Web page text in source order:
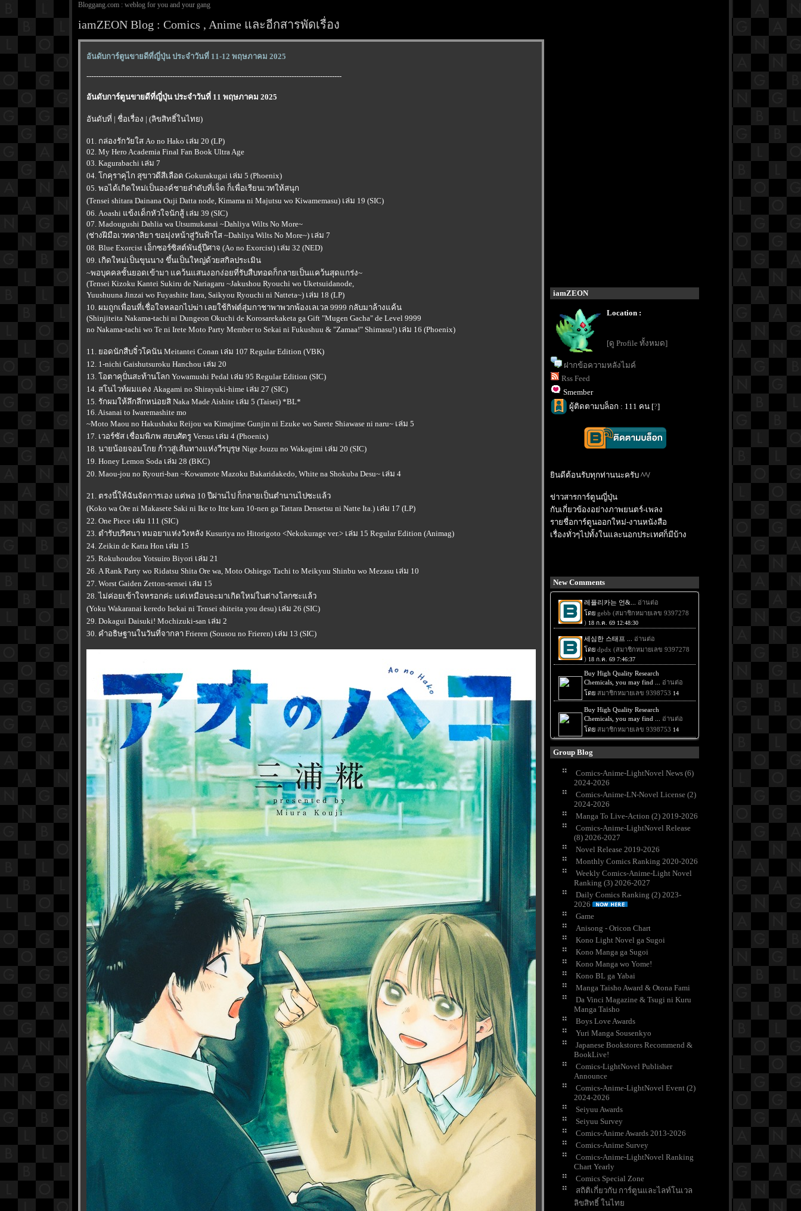
Bloggang.com : weblog for you and your gang
iamZEON Blog : Comics , Anime และอีกสารพัดเรื่อง
อันดับการ์ตูนขายดีที่ญี่ปุ่น ประจำวันที่ 11-12 พฤษภาคม 2025
-----------------------------------------------------------------------------------------------------------
อันดับการ์ตูนขายดีที่ญี่ปุ่น ประจำวันที่ 11 พฤษภาคม 2025
อันดับที่ | ชื่อเรื่อง | (ลิขสิทธิ์ในไทย)
01. กล่องรักวัยใส Ao no Hako เล่ม 20 (LP)
02. My Hero Academia Final Fan Book Ultra Age
03. Kagurabachi เล่ม 7
04. โกคุราคุไก สุขาวดีสีเลือด Gokurakugai เล่ม 5 (Phoenix)
05. พอได้เกิดใหม่เป็นองค์ชายลำดับที่เจ็ด ก็เพื่อเรียนเวทให้สนุก
(Tensei shitara Dainana Ouji Datta node, Kimama ni Majutsu wo Kiwamemasu) เล่ม 19 (SIC)
06. Aoashi แข้งเด็กหัวใจนักสู้ เล่ม 39 (SIC)
07. Madougushi Dahlia wa Utsumukanai ~Dahliya Wilts No More~
(ช่างฝีมือเวทดาลิยา ขอมุ่งหน้าสู่วันฟ้าใส ~Dahliya Wilts No More~) เล่ม 7
08. Blue Exorcist เอ็กซอร์ซิสต์พันธุ์ปีศาจ (Ao no Exorcist) เล่ม 32 (NED)
09. เกิดใหม่เป็นขุนนาง ขึ้นเป็นใหญ่ด้วยสกิลประเมิน
~พอบุคคลชั้นยอดเข้ามา แคว้นแสนงอกง่อยที่รับสืบทอดก็กลายเป็นแคว้นสุดแกร่ง~
(Tensei Kizoku Kantei Sukiru de Nariagaru ~Jakushou Ryouchi wo Uketsuidanode,
Yuushuuna Jinzai wo Fuyashite Itara, Saikyou Ryouchi ni Natteta~) เล่ม 18 (LP)
10. ผมถูกเพื่อนที่เชื่อใจหลอกไปฆ่า เลยใช้กิฟต์สุ่มกาชาพาพวกพ้องเลเวล 9999 กลับมาล้างแค้น
(Shinjiteita Nakama-tachi ni Dungeon Okuchi de Korosarekaketa ga Gift "Mugen Gacha" de Level 9999
no Nakama-tachi wo Te ni Irete Moto Party Member to Sekai ni Fukushuu & "Zamaa!" Shimasu!) เล่ม 16 (Phoenix)
11. ยอดนักสืบจิ๋วโคนัน Meitantei Conan เล่ม 107 Regular Edition (VBK)
12. 1-nichi Gaishutsuroku Hanchou เล่ม 20
13. โอตาคุปั่นสะท้านโลก Yowamushi Pedal เล่ม 95 Regular Edition (SIC)
14. สโนไวท์ผมแดง Akagami no Shirayuki-hime เล่ม 27 (SIC)
15. รักผมให้ลึกลึกหน่อยสิ Naka Made Aishite เล่ม 5 (Taisei) *BL*
16. Aisanai to Iwaremashite mo
~Moto Maou no Hakushaku Reijou wa Kimajime Gunjin ni Ezuke wo Sarete Shiawase ni naru~ เล่ม 5
17. เวอร์ซัส เชื่อมพิภพ สยบศัตรู Versus เล่ม 4 (Phoenix)
18. นายน้อยจอมโกย ก้าวสู่เส้นทางแห่งวีรบุรุษ Nige Jouzu no Wakagimi เล่ม 20 (SIC)
19. Honey Lemon Soda เล่ม 28 (BKC)
20. Maou-jou no Ryouri-ban ~Kowamote Mazoku Bakaridakedo, White na Shokuba Desu~ เล่ม 4
21. ตรงนี้ให้ฉันจัดการเอง แต่พอ 10 ปีผ่านไป ก็กลายเป็นตำนานไปซะแล้ว
(Koko wa Ore ni Makasete Saki ni Ike to Itte kara 10-nen ga Tattara Densetsu ni Natte Ita.) เล่ม 17 (LP)
22. One Piece เล่ม 111 (SIC)
23. ตำรับปริศนา หมอยาแห่งวังหลัง Kusuriya no Hitorigoto <Nekokurage ver.> เล่ม 15 Regular Edition (Animag)
24. Zeikin de Katta Hon เล่ม 15
25. Rokuhoudou Yotsuiro Biyori เล่ม 21
26. A Rank Party wo Ridatsu Shita Ore wa, Moto Oshiego Tachi to Meikyuu Shinbu wo Mezasu เล่ม 10
27. Worst Gaiden Zetton-sensei เล่ม 15
28. ไม่ค่อยเข้าใจหรอกค่ะ แต่เหมือนจะมาเกิดใหม่ในต่างโลกซะแล้ว
(Yoku Wakaranai keredo Isekai ni Tensei shiteita you desu) เล่ม 26 (SIC)
29. Dokagui Daisuki! Mochizuki-san เล่ม 2
30. คำอธิษฐานในวันที่จากลา Frieren (Sousou no Frieren) เล่ม 13 (SIC)
iamZEON
Location :
[ดู Profile ทั้งหมด]
ฝากข้อความหลังไมค์
Rss Feed
Smember
ผู้ติดตามบล็อก : 111 คน [?]
ินดีต้อนรับทุกท่านนะครับ ^^/
ข่าวสารการ์ตูนญี่ปุ่น
กับเกี่ยวข้องอย่างภาพยนตร์-เพลง
รายชื่อการ์ตูนออกใหม่-งานหนังสือ
เรื่องทั่วๆไปทั้งในและนอกประเทศก็มีบ้าง
New Comments
Group Blog
Comics-Anime-LightNovel News (6)
2024-2026
Comics-Anime-LN-Novel License (2)
2024-2026
Manga To Live-Action (2) 2019-2026
Comics-Anime-LightNovel Release
(8) 2026-2027
Novel Release 2019-2026
Monthly Comics Ranking 2020-2026
Weekly Comics-Anime-Light Novel
Ranking (3) 2026-2027
Daily Comics Ranking (2) 2023-
2026
Game
Anisong - Oricon Chart
Kono Light Novel ga Sugoi
Kono Manga ga Sugoi
Kono Manga wo Yome!
Kono BL ga Yabai
Manga Taisho Award & Otona Fami
Da Vinci Magazine & Tsugi ni Kuru
Manga Taisho
Boys Love Awards
Yuri Manga Sousenkyo
Japanese Bookstores Recommend &
BookLive!
Comics-LightNovel Publisher
Announce
Comics-Anime-LightNovel Event (2)
2024-2026
Seiyuu Awards
Seiyuu Survey
Comics-Anime Awards 2013-2026
Comics-Anime Survey
Comics-Anime-LightNovel Ranking
Chart Yearly
Comics Special Zone
สถิติเกี่ยวกับ การ์ตูนและไลท์โนเวล
ลิขสิทธิ์ ในไท